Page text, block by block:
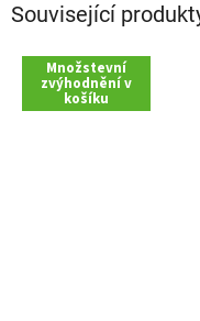
Související
Množstevní
zvýhodnění v
košíku